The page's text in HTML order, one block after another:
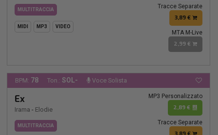
MULTITRACCIA
MIDI MP3 VIDEO
Tracce Separate
3,89 €
MTA M-Live
2,99 €
BPM: 78 Ton.: SOL- Voce Solista
Ex
Irama - Elodie
MULTITRACCIA
MP3 Personalizzato
2,89 €
Tracce Separate